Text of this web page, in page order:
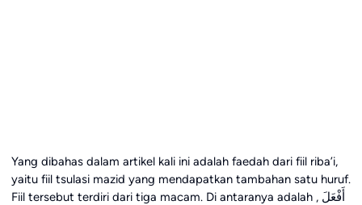
Yang dibahas dalam artikel kali ini adalah faedah dari fiil riba’i,
yaitu fiil tsulasi mazid yang mendapatkan tambahan satu huruf.
Fiil tersebut terdiri dari tiga macam. Di antaranya adalah أَفْعَلَ ,